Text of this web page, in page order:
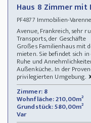
Haus 8 Zimmer
PF4877 Immobilien-
Avenue, Frankreich, sehr
Transports, der Geschäfte
Großes Familienhaus mit
mieten. Sie befindet sich
Ruhe und
Außenküche.. In der
privilegierten Umgebung.
Zimmer: 8
Wohnfläche: 210,00m²
Grundstück: 580,00m²
Var